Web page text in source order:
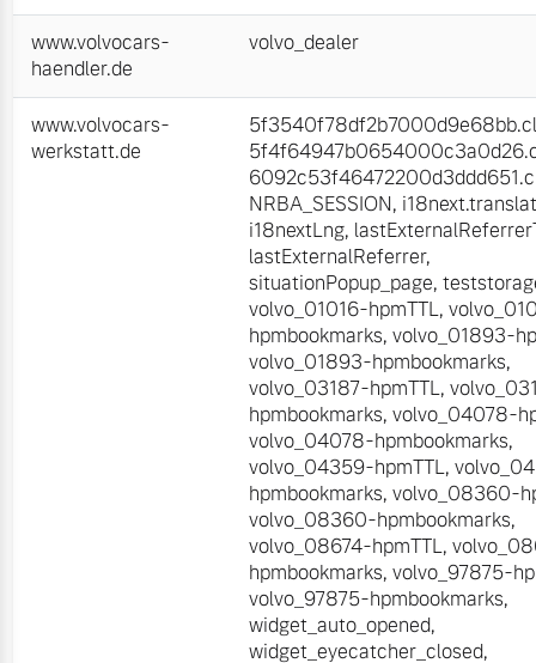
www.volvocars-
haendler.de
volvo_dealer
www.volvocars-
werkstatt.de
NRBA_SESSION,
i18nextLng,
lastExternalReferrer,
situationPopup_page,
volvo_01016-hpmTTL,
hpmbookmarks,volvo_01893-
volvo_01893-hpmbookmarks,
volvo_03187-hpmTTL,
hpmbookmarks,volvo_04078-
volvo_04078-hpmbookmarks,
volvo_04359-hpmTTL,
hpmbookmarks,volvo_08360-
volvo_08360-hpmbookmarks,
volvo_08674-hpmTTL,
hpmbookmarks,volvo_97875-
volvo_97875-hpmbookmarks,
widget_auto_opened,
widget_eyecatcher_closed,